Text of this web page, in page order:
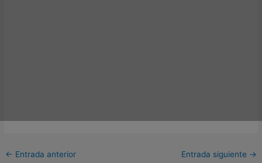
← Entrada anterior Entrada siguiente →